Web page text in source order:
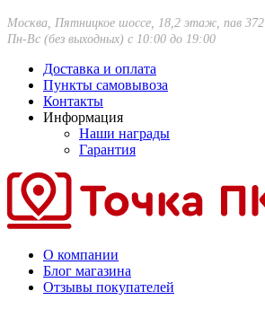
Москва, Пятницкое шоссе, 18,2 этаж, пав 372
Пн-Вс (без выходных) с 10:00 до 19:00
Доставка и оплата
Пункты самовывоза
Контакты
Информация
Наши награды
Гарантия
О компании
Блог магазина
Отзывы покупателей